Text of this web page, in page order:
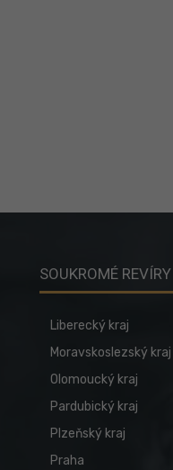
SOUKROMÉ REVÍRY
Liberecký kraj
Moravskoslezský kraj
Olomoucký kraj
Pardubický kraj
Plzeňský kraj
Praha